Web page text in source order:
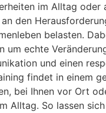
im Alltag oder
den
belasten.
um echte
und einen
findet in einem
bei Ihnen vor Ort
Alltag. So lassen